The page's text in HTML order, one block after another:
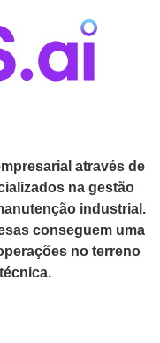
através de
na gestão
industrial.
conseguem uma
no terreno